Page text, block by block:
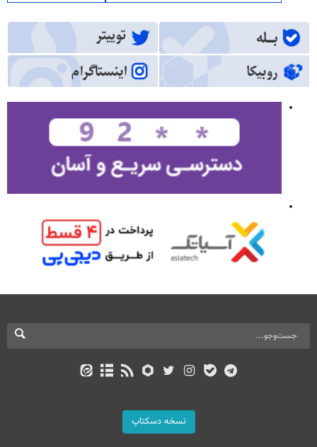
نسخه دسکتاپ